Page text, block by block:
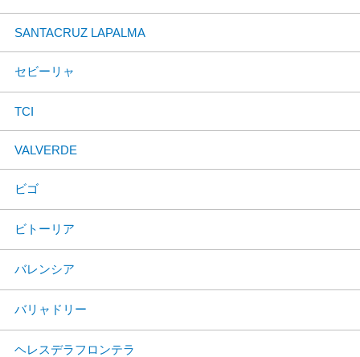
SANTACRUZ LAPALMA
セビーリャ
TCI
VALVERDE
ビゴ
ビトーリア
バレンシア
バリャドリー
ヘレスデラフロンテラ